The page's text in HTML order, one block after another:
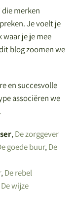
die merken
Je voelt je
je je mee
blog zoomen we
en succesvolle
associëren we
,De zorggever
goede buur,De
,De rebel
De wijze